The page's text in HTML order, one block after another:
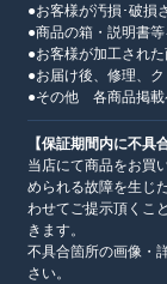
●お客様が汚損･破損
●商品の箱・説明書
●お客様が加工され
●お届け後、修理、
●その他 各商品掲載
【保証期間内に不具
当店にて商品をお買
められる故障を生じ
わせてご提示頂くこ
きます。
不具合箇所の画像・
さい。